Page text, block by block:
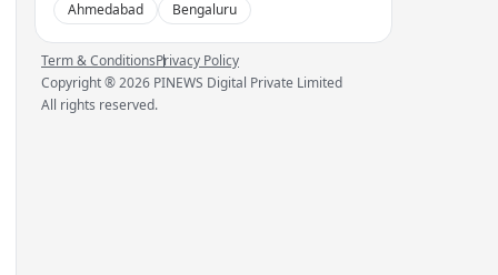
Ahmedabad
Bengaluru
Term & ConditionsPrivacy Policy
Copyright ®2026 PINEWS Digital Private Limited
All rights reserved.